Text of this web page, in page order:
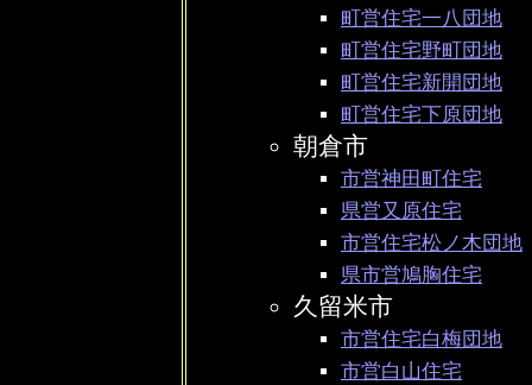
町営住宅一八団地
町営住宅野町団地
町営住宅新開団地
町営住宅下原団地
朝倉市
市営神田町住宅
県営又原住宅
市営住宅松ノ木団地
県市営鳩胸住宅
久留米市
市営住宅白梅団地
市営白山住宅